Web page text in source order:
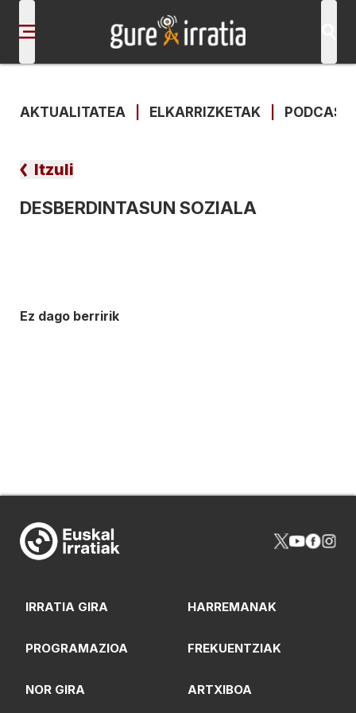
AKTUALITATEA ELKARRIZKETAK
Itzuli
DESBERDINTASUN SOZIALA
Ez dago berririk
IRRATIA GIRA HARREMANAK
PROGRAMAZIOA FREKUENTZIAK
NOR GIRA ARTXIBOA